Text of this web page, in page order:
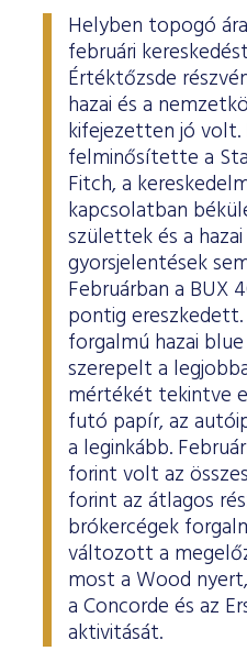
Helyben topogó
februári
Értéktőzsde
hazai és a
kifejezetten jó volt.
felminősítette a
Fitch, a
kapcsolatban
születtek és a
gyorsjelentések
Februárban a BUX
pontig
forgalmú hazai
szerepelt a
mértékét tekintve
futó papír, az
a leginkább.
forint volt az
forint az átlagos
brókercégek
változott a
most a Wood
a Concorde és az
aktivitását.